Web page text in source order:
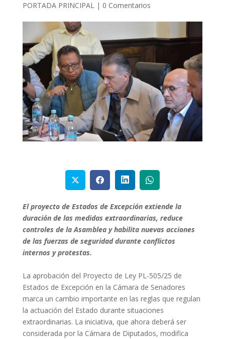
PORTADA PRINCIPAL| 0 Comentarios
El proyecto de Estados de Excepción extiende la
duración de las medidas extraordinarias, reduce
controles de la Asamblea y habilita nuevas acciones
de las fuerzas de seguridad durante conflictos
internos y protestas.
La aprobación del Proyecto de Ley PL-505/25 de
Estados de Excepción en la Cámara de Senadores
marca un cambio importante en las reglas que regulan
la actuación del Estado durante situaciones
extraordinarias. La iniciativa, que ahora deberá ser
considerada por la Cámara de Diputados, modifica